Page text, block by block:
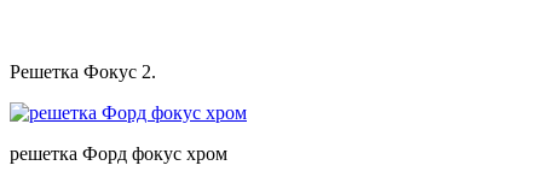
Решетка Фокус 2.
решетка Форд фокус хром